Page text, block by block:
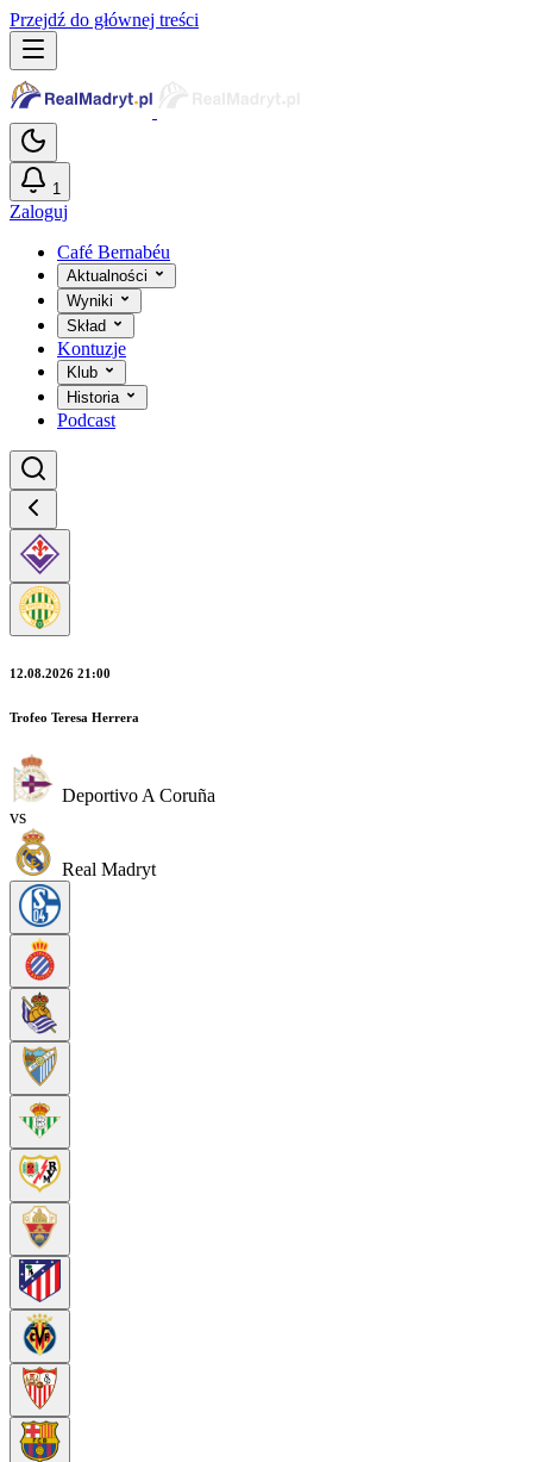
Przejdź do głównej treści
1
Zaloguj
Café Bernabéu
Aktualności
Wyniki
Skład
Kontuzje
Klub
Historia
Podcast
12.08.2026 21:00
Trofeo Teresa Herrera
Deportivo A Coruña
vs
Real Madryt